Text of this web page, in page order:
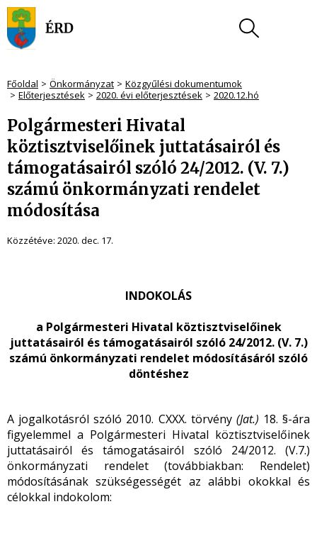
Főoldal Önkormányzat
Közgyűlési dokumentumok
Előterjesztések
2020. évi előterjesztések 2020.12.hó
Polgármesteri Hivatal
köztisztviselőinek juttatásairól és
támogatásairól szóló 24/2012. (V. 7.)
számú önkormányzati rendelet
módosítása
Közzétéve: 2020. dec. 17.
INDOKOLÁS
a Polgármesteri Hivatal köztisztviselőinek
juttatásairól és támogatásairól szóló 24/2012. (V. 7.)
számú önkormányzati rendelet módosításáról szóló
döntéshez
A jogalkotásról szóló 2010. CXXX. törvény (Jat.) 18. §-ára
figyelemmel a Polgármesteri Hivatal köztisztviselőinek
juttatásairól és támogatásairól szóló 24/2012. (V.7.)
önkormányzati rendelet (továbbiakban: Rendelet)
módosításának szükségességét az alábbi okokkal és
célokkal indokolom: